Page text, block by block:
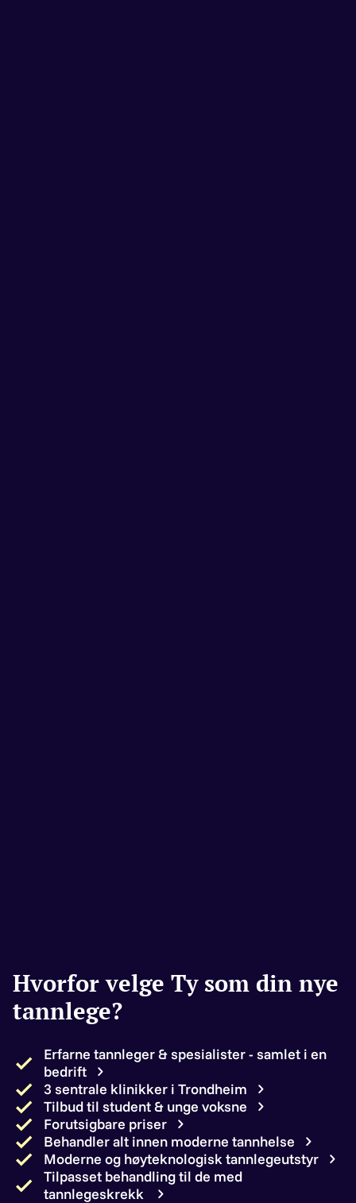
Hvorfor velge Ty som din nye
tannlege?
Erfarne tannleger & spesialister - samlet i en
bedrift
3 sentrale klinikker i Trondheim
Tilbud til student & unge voksne
Forutsigbare priser
Behandler alt innen moderne tannhelse
Moderne og høyteknologisk tannlegeutstyr
Tilpasset behandling til de med
tannlegeskrekk